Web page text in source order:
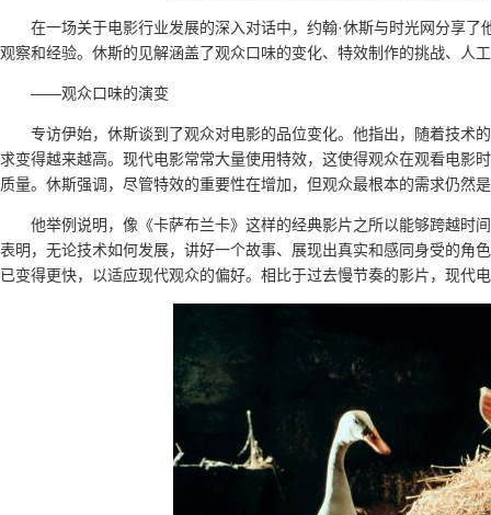
在一场关于电影行业发展的深入对话中，约翰·休斯与时光网分享
观察和经验。休斯的见解涵盖了观众口味的变化、特效制作的挑战、人
——观众口味的演变
专访伊始，休斯谈到了观众对电影的品位变化。他指出，随着技术
求变得越来越高。现代电影常常大量使用特效，这使得观众在观看电影
质量。休斯强调，尽管特效的重要性在增加，但观众最根本的需求仍然
他举例说明，像《卡萨布兰卡》这样的经典影片之所以能够跨越时
表明，无论技术如何发展，讲好一个故事、展现出真实和感同身受的角
已变得更快，以适应现代观众的偏好。相比于过去慢节奏的影片，现代